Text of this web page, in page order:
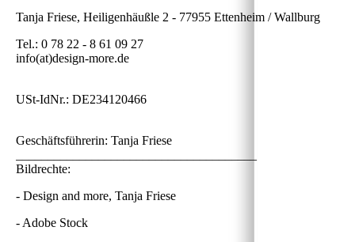
Tanja Friese, Heiligenhäußle 2 - 77955 Ettenheim / Wallburg
Tel.: 0 78 22 - 8 61 09 27
info(at)design-more.de
USt-IdNr.: DE234120466
Geschäftsführerin: Tanja Friese
Bildrechte:
- Design and more, Tanja Friese
- Adobe Stock